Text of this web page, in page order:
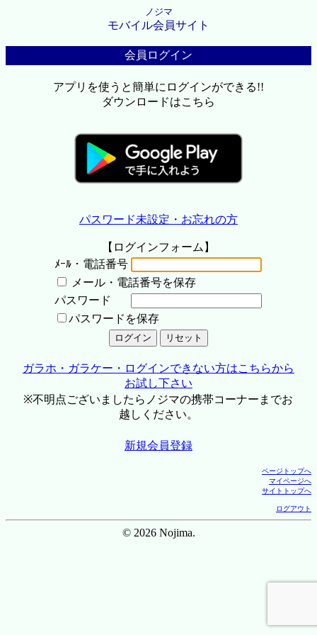
ノジマ
モバイル会員サイト
会員ログイン
アプリを使うと簡単にログインができる!!
ダウンロードはこちら
パスワード未設定・お忘れの方
【ログインフォーム】
ﾒｰﾙ・電話番号
メール・電話番号を保存
パスワード
パスワードを保存
ガラホ・ガラケー・ログインできない方はこちらから
お試し下さい
※不明点ございましたらノジマの携帯コーナーまでお
越しください。
新規会員登録
ページトップへ
マイページへ
サイトトップへ
ログアウト
© 2026 Nojima.